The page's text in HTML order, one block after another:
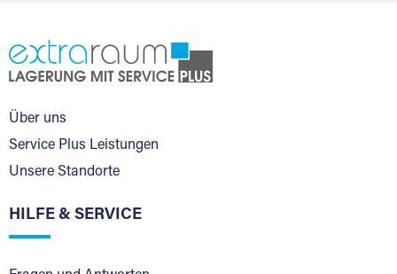
Über uns
Service Plus Leistungen
Unsere Standorte
HILFE & SERVICE